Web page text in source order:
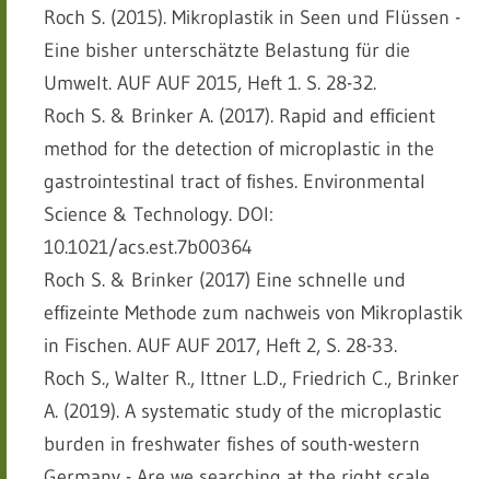
Roch S. (2015). Mikroplastik in Seen und Flüssen -
Eine bisher unterschätzte Belastung für die
Umwelt. AUF AUF 2015, Heft 1. S. 28-32.
Roch S. & Brinker A. (2017). Rapid and efficient
method for the detection of microplastic in the
gastrointestinal tract of fishes. Environmental
Science & Technology. DOI:
10.1021/acs.est.7b00364
Roch S. & Brinker (2017) Eine schnelle und
effizeinte Methode zum nachweis von Mikroplastik
in Fischen. AUF AUF 2017, Heft 2, S. 28-33.
Roch S., Walter R., Ittner L.D., Friedrich C., Brinker
A. (2019). A systematic study of the microplastic
burden in freshwater fishes of south-western